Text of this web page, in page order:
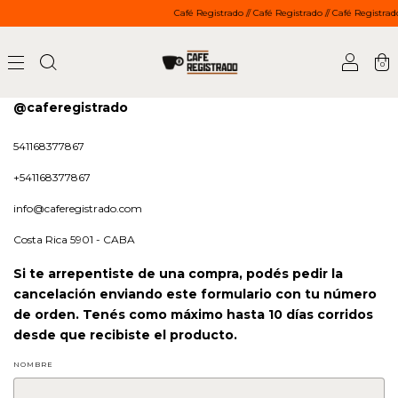
Café Registrado // Café Registrado // Café
0
@caferegistrado
541168377867
+541168377867
info@caferegistrado.com
Costa Rica 5901 - CABA
Si te arrepentiste de una compra, podés pedir la
cancelación enviando este formulario con tu número
de orden. Tenés como máximo hasta 10 días corridos
desde que recibiste el producto.
NOMBRE